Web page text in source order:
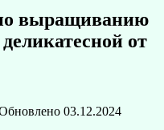
выращиванию
от
03.12.2024